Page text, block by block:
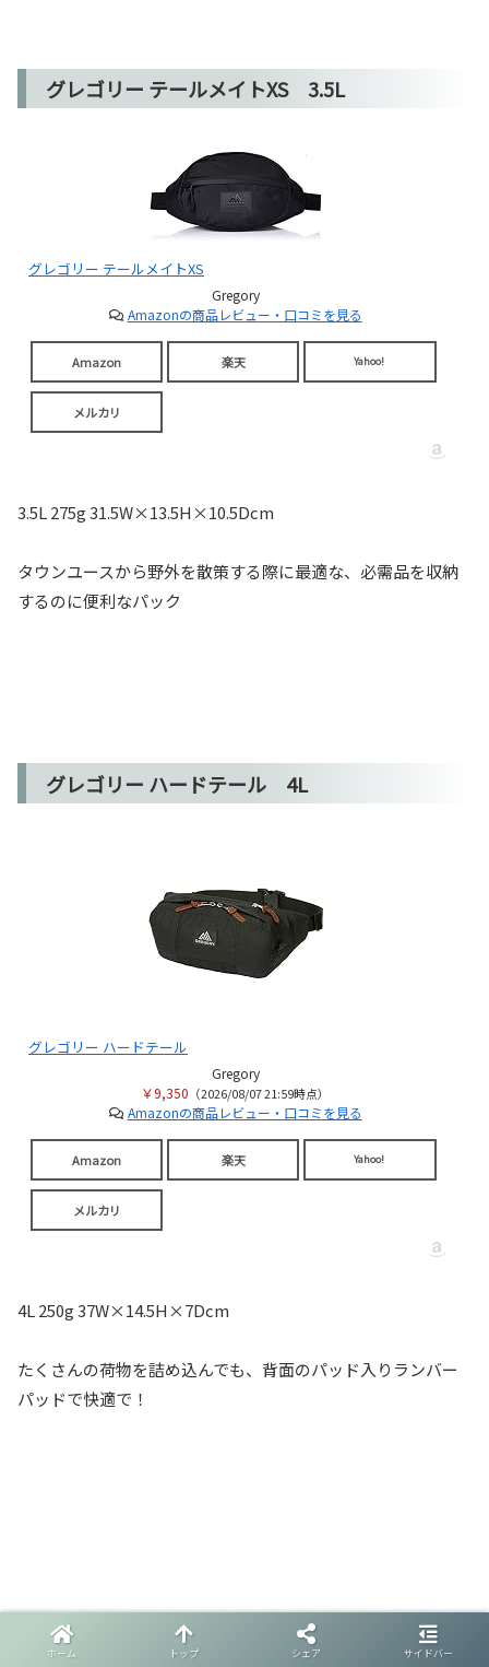
グレゴリー テールメイトXS 3.5L
グレゴリー テールメイトXS
Gregory
Amazonの商品レビュー・口コミを見る
Amazon 楽天 Yahoo!
メルカリ
3.5L 275g 31.5W×13.5H×10.5Dcm
タウンユースから野外を散策する際に最適な、必需品を収納
するのに便利なパック
グレゴリー ハードテール 4L
グレゴリー ハードテール
Gregory
￥9,350 （2026/08/07 21:59時点）
Amazonの商品レビュー・口コミを見る
Amazon 楽天 Yahoo!
メルカリ
4L 250g 37W×14.5H×7Dcm
たくさんの荷物を詰め込んでも、背面のパッド入りランバー
パッドで快適で！
グレゴリー テールメイトS 8L
ホーム トップ シェア サイドバー